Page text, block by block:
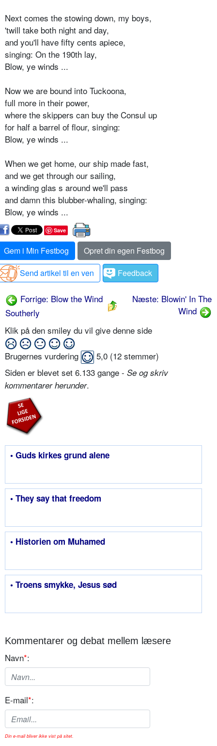
Next comes the stowing down, my boys,
'twill take both night and day,
and you'll have fifty cents apiece,
singing: On the 190th lay,
Blow, ye winds ...
Now we are bound into Tuckoona,
full more in their power,
where the skippers can buy the Consul up
for half a barrel of flour, singing:
Blow, ye winds ...
When we get home, our ship made fast,
and we get through our sailing,
a winding glas s around we'll pass
and damn this blubber-whaling, singing:
Blow, ye winds ...
Save
Gem i Min Festbog
Opret din egen Festbog
Send artikel til en ven
Feedback
Forrige: Blow the Wind
Southerly
Næste: Blowin' In The
Wind
Klik på den smiley du vil give denne side
Brugernes vurdering 5,0 (12 stemmer)
Siden er blevet set 6.133 gange - Se og skriv
kommentarer herunder.
• Guds kirkes grund alene
• They say that freedom
• Historien om Muhamed
• Troens smykke, Jesus sød
Kommentarer og debat mellem læsere
Navn*:
E-mail*:
Din e-mail bliver ikke vist på sitet.